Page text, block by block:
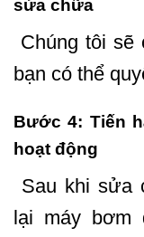
sửa chữa
Chúng tôi sẽ
bạn có thể
Bước 4: Tiến
hoạt động
Sau khi sửa
lại máy bơm